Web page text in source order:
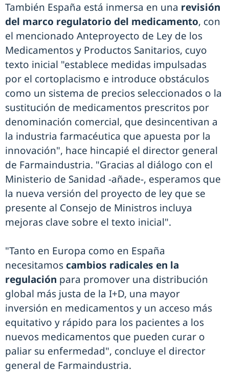
También España está inmersa en una revisión
del marco regulatorio del medicamento, con
el mencionado Anteproyecto de Ley de los
Medicamentos y Productos Sanitarios, cuyo
texto inicial "establece medidas impulsadas
por el cortoplacismo e introduce obstáculos
como un sistema de precios seleccionados o la
sustitución de medicamentos prescritos por
denominación comercial, que desincentivan a
la industria farmacéutica que apuesta por la
innovación", hace hincapié el director general
de Farmaindustria. "Gracias al diálogo con el
Ministerio de Sanidad -añade-, esperamos que
la nueva versión del proyecto de ley que se
presente al Consejo de Ministros incluya
mejoras clave sobre el texto inicial".
"Tanto en Europa como en España
necesitamos cambios radicales en la
regulación para promover una distribución
global más justa de la I+D, una mayor
inversión en medicamentos y un acceso más
equitativo y rápido para los pacientes a los
nuevos medicamentos que pueden curar o
paliar su enfermedad", concluye el director
general de Farmaindustria.